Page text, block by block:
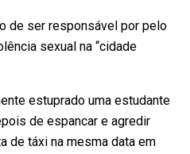
de ser responsável por pelo
sexual na “cidade
estuprado uma estudante
de espancar e agredir
de táxi na mesma data em